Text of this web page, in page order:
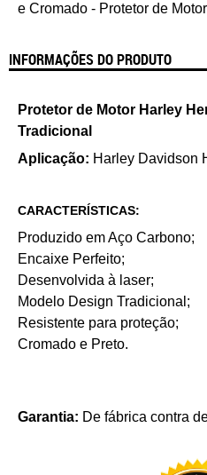
e Cromado - Protetor de
INFORMAÇÕES DO PRODUTO
Protetor de Motor Harley
Tradicional
Aplicação: Harley Davidson
CARACTERÍSTICAS:
Produzido em Aço Carbono;
Encaixe Perfeito;
Desenvolvida à laser;
Modelo Design Tradicional;
Resistente para proteção;
Cromado e Preto.
Garantia: De fábrica contra